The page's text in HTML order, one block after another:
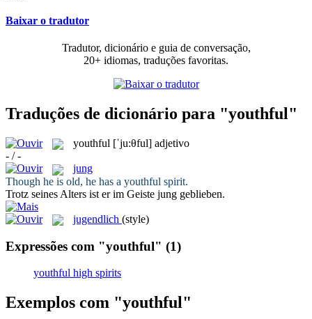
Baixar o tradutor
Tradutor, dicionário e guia de conversação,
20+ idiomas, traduções favoritas.
Traduções de dicionário para "youthful"
youthful [ˈju:θful] adjetivo
- / -
jung
Though he is old, he has a youthful spirit.
Trotz seines Alters ist er im Geiste jung geblieben.
jugendlich (style)
Expressões com "youthful" (1)
youthful high spirits
Exemplos com "youthful"